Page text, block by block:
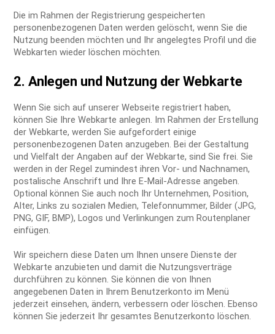
Die im Rahmen der Registrierung gespeicherten
personenbezogenen Daten werden gelöscht, wenn Sie die
Nutzung beenden möchten und Ihr angelegtes Profil und die
Webkarten wieder löschen möchten.
2. Anlegen und Nutzung der Webkarte
Wenn Sie sich auf unserer Webseite registriert haben,
können Sie Ihre Webkarte anlegen. Im Rahmen der Erstellung
der Webkarte, werden Sie aufgefordert einige
personenbezogenen Daten anzugeben. Bei der Gestaltung
und Vielfalt der Angaben auf der Webkarte, sind Sie frei. Sie
werden in der Regel zumindest ihren Vor- und Nachnamen,
postalische Anschrift und Ihre E-Mail-Adresse angeben.
Optional können Sie auch noch Ihr Unternehmen, Position,
Alter, Links zu sozialen Medien, Telefonnummer, Bilder (JPG,
PNG, GIF, BMP), Logos und Verlinkungen zum Routenplaner
einfügen.
Wir speichern diese Daten um Ihnen unsere Dienste der
Webkarte anzubieten und damit die Nutzungsverträge
durchführen zu können. Sie können die von Ihnen
angegebenen Daten in Ihrem Benutzerkonto im Menü
jederzeit einsehen, ändern, verbessern oder löschen. Ebenso
können Sie jederzeit Ihr gesamtes Benutzerkonto löschen.